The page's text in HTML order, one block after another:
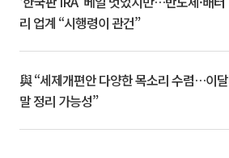
리 업계 “시행령이 관건”
與 “세제개편안 다양한 목소리 수렴…이달
말 정리 가능성”